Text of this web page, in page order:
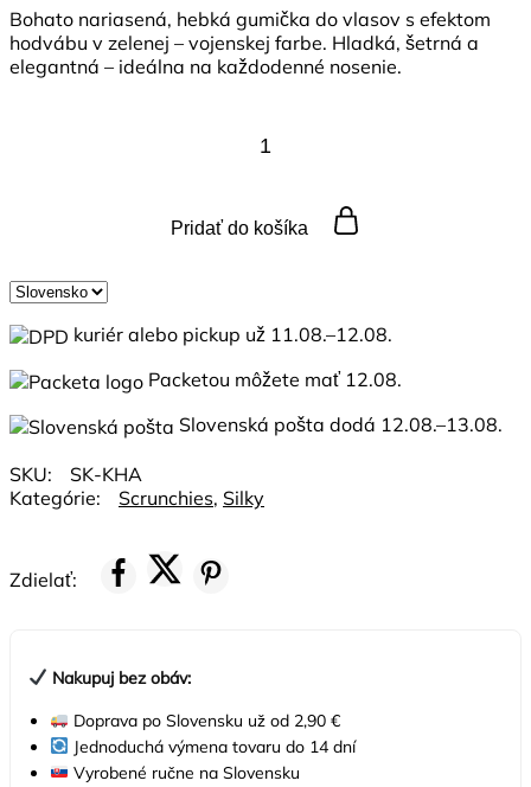
Bohato nariasená, hebká gumička do vlasov s efektom
hodvábu v zelenej – vojenskej farbe. Hladká, šetrná a
elegantná – ideálna na každodenné nosenie.
Pridať do košíka
Country
region: kuriér alebo pickup už 11.08.–12.08.
Packetou môžete mať 12.08.
Slovenská pošta dodá 12.08.–13.08.
SKU:
SK-KHA
Kategórie:
Scrunchies, Silky
Zdielať:
Nakupuj bez obáv:
Doprava po Slovensku už od 2,90 €
Jednoduchá výmena tovaru do 14 dní
Vyrobené ručne na Slovensku